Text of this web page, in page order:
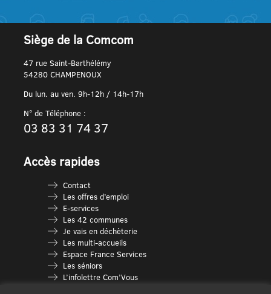
Siège de la Comcom
47 rue Saint-Barthélémy
54280 CHAMPENOUX
Du lun. au ven. 9h-12h / 14h-17h
N° de Téléphone :
03 83 31 74 37
Accès rapides
Contact
Les offres d’emploi
E-services
Les 42 communes
Je vais en déchèterie
Les multi-accueils
Espace France Services
Les séniors
L’infolettre Com’Vous